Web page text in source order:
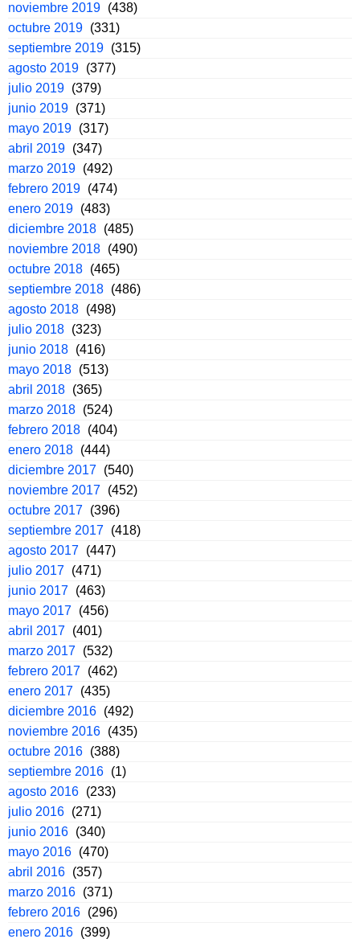
noviembre 2019 (438)
octubre 2019 (331)
septiembre 2019 (315)
agosto 2019 (377)
julio 2019 (379)
junio 2019 (371)
mayo 2019 (317)
abril 2019 (347)
marzo 2019 (492)
febrero 2019 (474)
enero 2019 (483)
diciembre 2018 (485)
noviembre 2018 (490)
octubre 2018 (465)
septiembre 2018 (486)
agosto 2018 (498)
julio 2018 (323)
junio 2018 (416)
mayo 2018 (513)
abril 2018 (365)
marzo 2018 (524)
febrero 2018 (404)
enero 2018 (444)
diciembre 2017 (540)
noviembre 2017 (452)
octubre 2017 (396)
septiembre 2017 (418)
agosto 2017 (447)
julio 2017 (471)
junio 2017 (463)
mayo 2017 (456)
abril 2017 (401)
marzo 2017 (532)
febrero 2017 (462)
enero 2017 (435)
diciembre 2016 (492)
noviembre 2016 (435)
octubre 2016 (388)
septiembre 2016 (1)
agosto 2016 (233)
julio 2016 (271)
junio 2016 (340)
mayo 2016 (470)
abril 2016 (357)
marzo 2016 (371)
febrero 2016 (296)
enero 2016 (399)